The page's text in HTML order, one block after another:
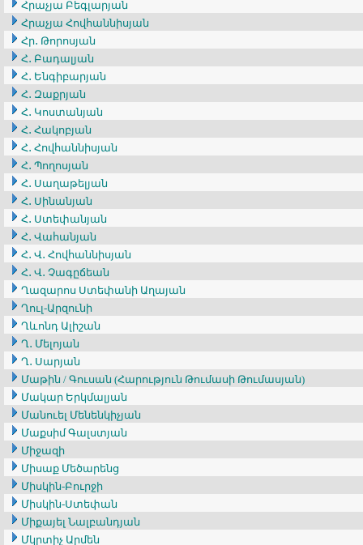
Հրաչյա Բեգլարյան
Հրաչյա Հովհաննիսյան
Հր․ Թորոսյան
Հ․ Բադալյան
Հ․ Ենգիբարյան
Հ․ Զաքրյան
Հ․ Կոստանյան
Հ․ Հակոբյան
Հ․ Հովհաննիսյան
Հ․ Պողոսյան
Հ․ Սաղաթելյան
Հ․ Սինանյան
Հ․ Ստեփանյան
Հ․ Վահանյան
Հ․ Վ․ Հովհաննիսյան
Հ․ Վ․ Չագըճեան
Ղազարոս Ստեփանի Աղայան
Ղուլ-Արզունի
Ղևոնդ Ալիշան
Ղ․ Մելոյան
Ղ․ Սարյան
Մաթին / Գուսան (Հարություն Թումասի Թումասյան)
Մակար Երկմալյան
Մանուել Մենենկիչյան
Մաքսիմ Գալստյան
Միջազի
Միսաք Մեծարենց
Միսկին-Բուրջի
Միսկին-Ստեփան
Միքայել Նալբանդյան
Մկրտիչ Արմեն